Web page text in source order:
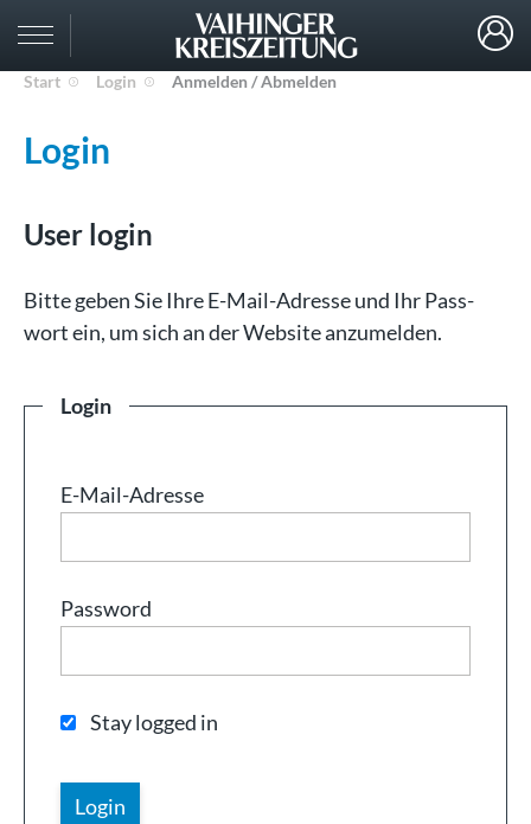
Start Login Anmelden / Abmelden
Login
User login
Bit­te ge­ben Sie Ih­re E-Mail-Adresse und Ihr Pass­
wort ein, um sich an der Web­site an­zu­mel­den.
Login
E-Mail-Adresse
Password
Stay logged in